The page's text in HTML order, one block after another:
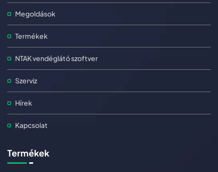
Megoldások
Termékek
NTAK vendéglátó szoftver
Szerviz
Hírek
Kapcsolat
Termékek